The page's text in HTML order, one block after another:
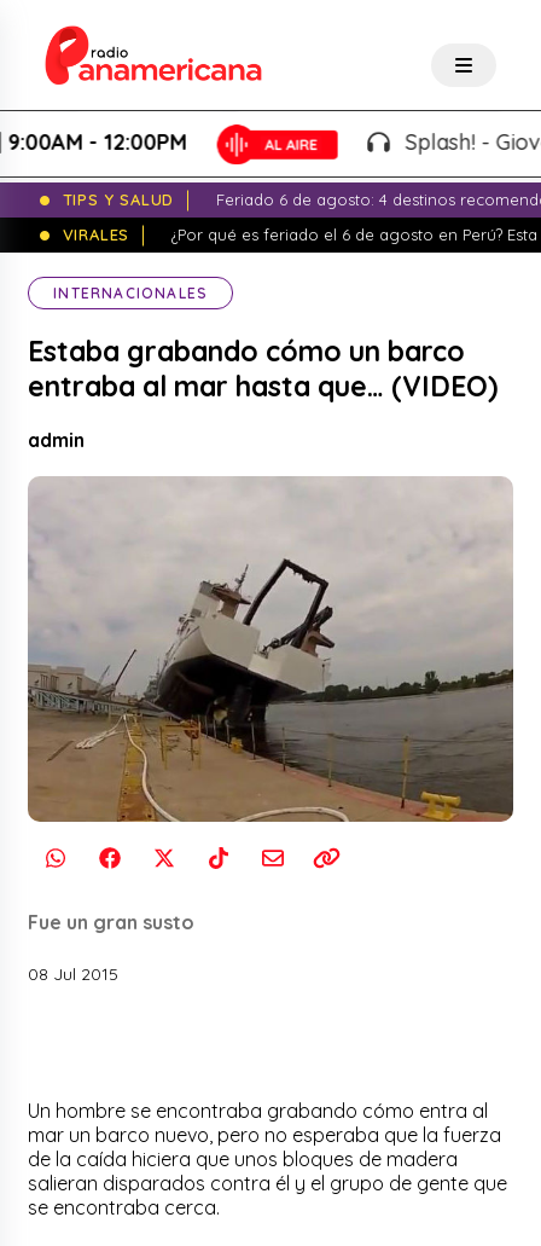
- 12:00PM Splash! -
TIPS Y SALUD
Feriado 6 de agosto: 4 destinos
VIRALES
¿Por qué es feriado el 6 de agosto en Perú?
INTERNACIONALES
Estaba grabando cómo un barco
entraba al mar hasta que… (VIDEO)
admin
Fue un gran susto
08 Jul 2015
Un hombre se encontraba grabando cómo entra al
mar un barco nuevo, pero no esperaba que la fuerza
de la caída hiciera que unos bloques de madera
salieran disparados contra él y el grupo de gente que
se encontraba cerca.